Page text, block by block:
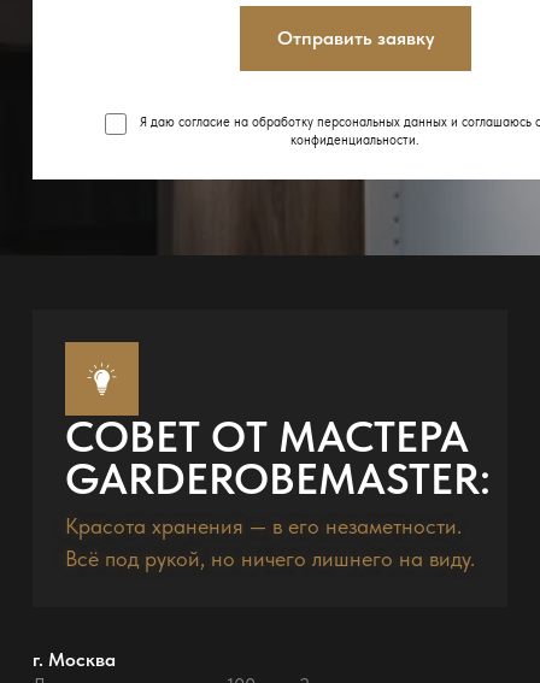
Отправить заявку
Я даю согласие на обработку персональных данных и соглашаюсь
конфиденциальности.
СОВЕТ ОТ МАСТЕРА
GARDEROBEMASTER:
Красота хранения — в его незаметности.
Всё под рукой, но ничего лишнего на виду.
г. Москва